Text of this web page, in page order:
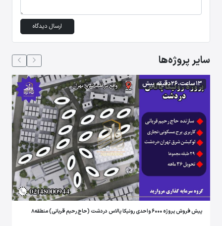
ارسال دیدگاه
سایر پروژه‌ها
13 ساعت،26 دقیقه پیش
پیش فروش پروژه 6000 واحدی رونیکا پالاس دردشت (حاج رحیم قربانی) منطقه8